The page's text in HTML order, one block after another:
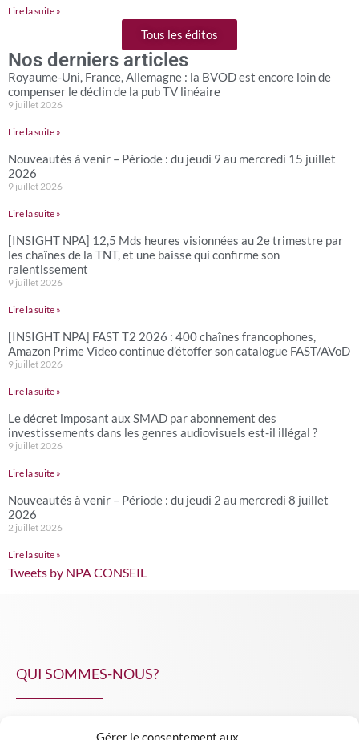
Gérer le consentement aux
Lire la suite »
Tous les éditos
Nos derniers articles
Royaume-Uni, France, Allemagne : la BVOD est encore loin de
compenser le déclin de la pub TV linéaire
9 juillet 2026
Lire la suite »
Nouveautés à venir – Période : du jeudi 9 au mercredi 15 juillet
2026
9 juillet 2026
Lire la suite »
[INSIGHT NPA] 12,5 Mds heures visionnées au 2e trimestre par
les chaînes de la TNT, et une baisse qui confirme son
ralentissement
9 juillet 2026
Lire la suite »
[INSIGHT NPA] FAST T2 2026 : 400 chaînes francophones,
Amazon Prime Video continue d’étoffer son catalogue FAST/AVoD
9 juillet 2026
Lire la suite »
Le décret imposant aux SMAD par abonnement des
investissements dans les genres audiovisuels est-il illégal ?
9 juillet 2026
Lire la suite »
Nouveautés à venir – Période : du jeudi 2 au mercredi 8 juillet
2026
2 juillet 2026
Lire la suite »
Tweets by NPA CONSEIL
QUI SOMMES-NOUS?